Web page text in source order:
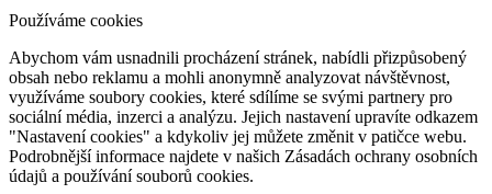
Používáme cookies
Abychom vám usnadnili procházení stránek, nabídli přizpůsobený
obsah nebo reklamu a mohli anonymně analyzovat návštěvnost,
využíváme soubory cookies, které sdílíme se svými partnery pro
sociální média, inzerci a analýzu. Jejich nastavení upravíte odkazem
"Nastavení cookies" a kdykoliv jej můžete změnit v patičce webu.
Podrobnější informace najdete v našich Zásadách ochrany osobních
údajů a používání souborů cookies.